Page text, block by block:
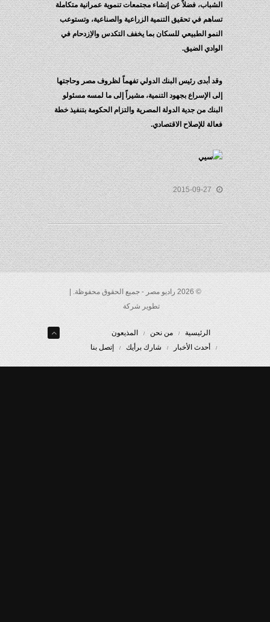
فضلاً عن إنشاء مجتمعات تنموية عمرانية متكاملة
في تحقيق التنمية الزراعية والصناعية، وتستوعب
الطبيعي للسكان بما يخفف التكدس والاِزدحام في
الضيق.
أبدى رئيس البنك الدولي تفهماً لظروف مصر وحاجتها
الإسراع بجهود التنمية، مشيراً إلى ما لمسه مسئولو
من جدية الدولة المصرية والتزام الحكومة بتنفيذ خطة
للإصلاح الاقتصادي.
2015-09-27
© 2026 راديو مصر - جميع الحقوق محفوظة. |
تطوير شركة
الرئيسية من نحن
المذيعون
أحدث الأخبار
شارك برأيك إتصل بنا